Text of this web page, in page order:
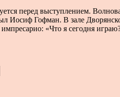
перед выступлением.
Иосиф Гофман. В зале
«Что я сегодня